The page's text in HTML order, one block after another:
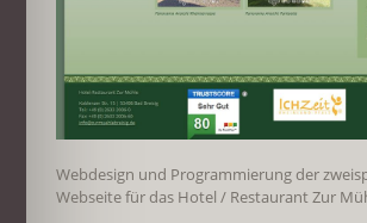
Webdesign und Programmierung der
Webseite für das Hotel / Restaurant Zur